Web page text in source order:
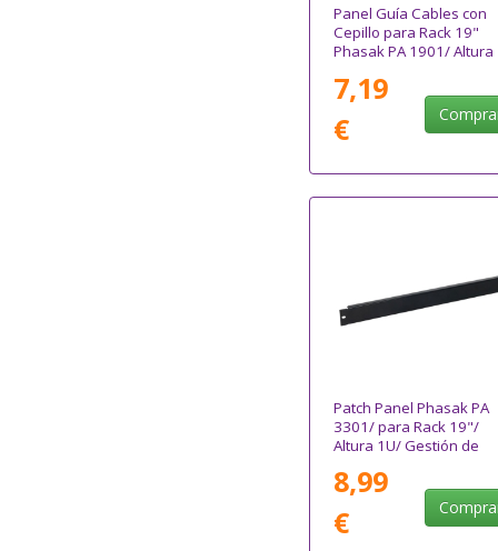
Panel Guía Cables con
Cepillo para Rack 19"
Phasak PA 1901/ Altura
7,19
€
Patch Panel Phasak PA
3301/ para Rack 19"/
Altura 1U/ Gestión de
8,99
€